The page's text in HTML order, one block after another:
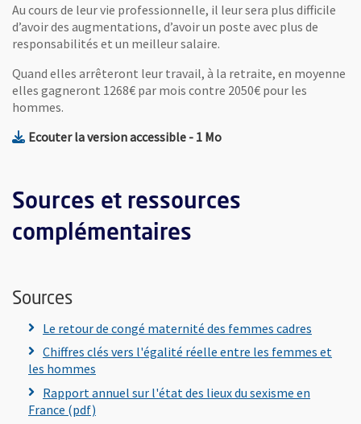
Au cours de leur vie professionnelle, il leur sera plus difficile
d’avoir des augmentations, d’avoir un poste avec plus de
responsabilités et un meilleur salaire.
Quand elles arrêteront leur travail, à la retraite, en moyenne
elles gagneront 1268€ par mois contre 2050€ pour les
hommes.
Ecouter la version accessible, Fichier au format Mp3
- 1 Mo, Ouvre une nouvelle
Sources et ressources
complémentaires
Sources
Le retour de congé maternité des femmes cadres
Chiffres clés vers l'égalité réelle entre les femmes et
les hommes
Rapport annuel sur l'état des lieux du sexisme en
France (pdf)